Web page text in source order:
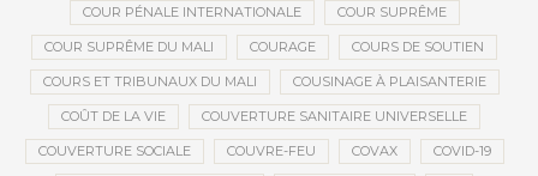
COUR PÉNALE INTERNATIONALE COUR SUPRÊME
COUR SUPRÊME DU MALI COURAGE COURS DE SOUTIEN
COURS ET TRIBUNAUX DU MALI COUSINAGE À PLAISANTERIE
COÛT DE LA VIE COUVERTURE SANITAIRE UNIVERSELLE
COUVERTURE SOCIALE COUVRE-FEU COVAX COVID-19